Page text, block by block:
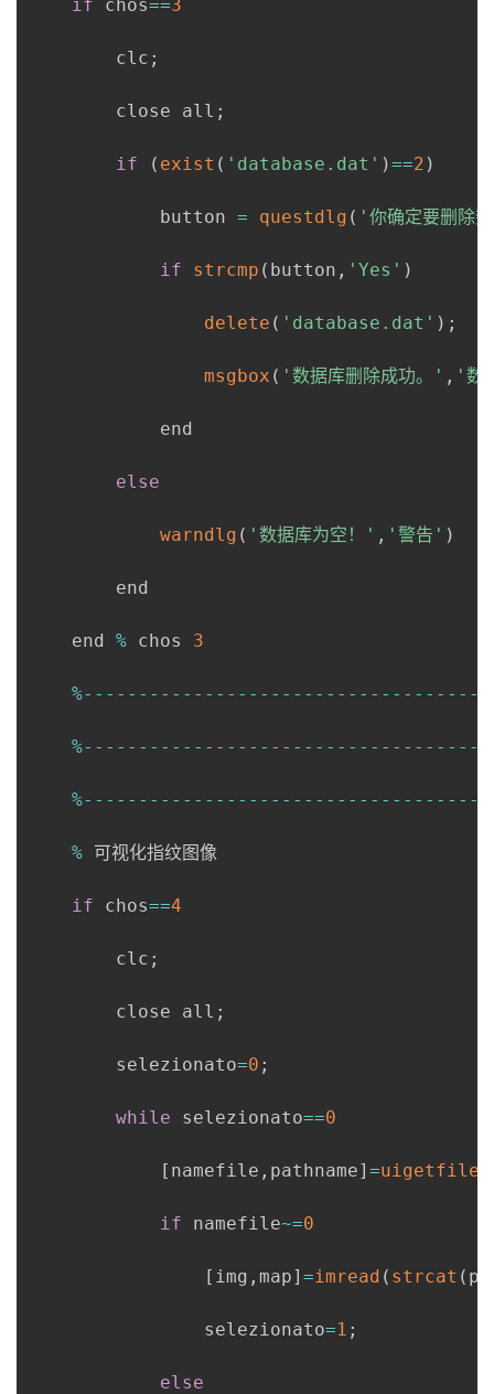
if chos==3
        clc
;
        close all
;
if ( exist ( 'database.dat' )==2 )
            button
= questdlg ( '你确定要删除
if strcmp ( button , 'Yes' )
delete ( 'database.dat' ) ;
msgbox ( '数据库删除成功。' , '数
            end
else
warndlg ( '数据库为空！' , '警告' )
        end
    end
% chos 3
%-- -- -- -- -- -- -- -- -- -- -- -- -- -- -- -- -- --
%-- -- -- -- -- -- -- -- -- -- -- -- -- -- -- -- -- --
%-- -- -- -- -- -- -- -- -- -- -- -- -- -- -- -- -- --
% 可视化指纹图像
if chos==4
        clc
;
        close all
;
        selezionato
=0 ;
while selezionato==0
[ namefile , pathname] =uigetfile
if namefile~=0
[ img , map] =imread ( strcat (
                selezionato
=1 ;
else